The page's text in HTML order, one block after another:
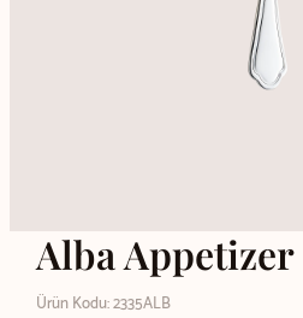
Alba Appetizer
Ürün Kodu: 2335ALB